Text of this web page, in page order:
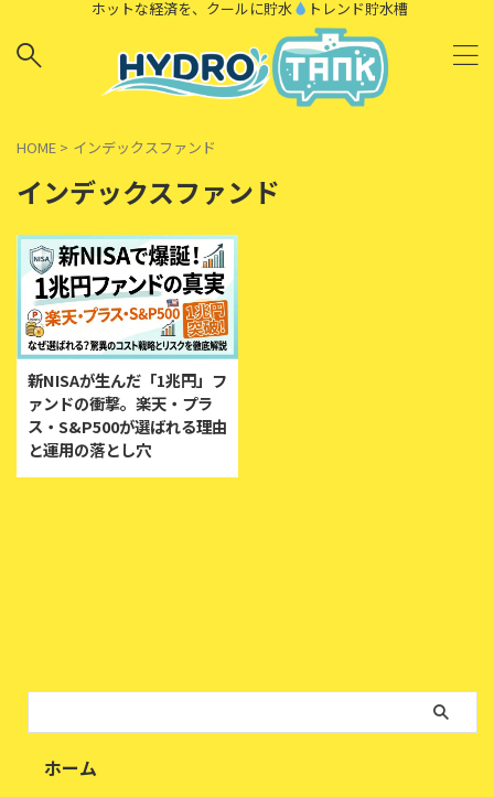
ホットな経済を、クールに貯水 トレンド貯水槽
HOME > インデックスファンド
インデックスファンド
新NISAが生んだ「1兆円」フ
ァンドの衝撃。楽天・プラ
ス・S&P500が選ばれる理由
と運用の落とし穴
ホーム